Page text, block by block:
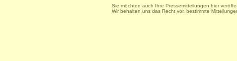
Sie möchten auch Ihre Pressemitteilungen hier
Wir behalten uns das Recht vor, bestimmte